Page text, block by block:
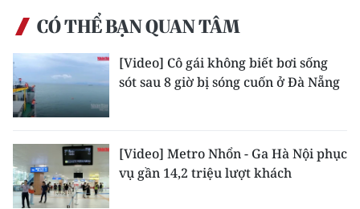
Media Xã hội
Media Pháp luật
Media Du lịch
Media Thể thao
Media Giáo dục
CÓ THỂ BẠN QUAN TÂM
[Video] Cô gái không biết bơi sống
sót sau 8 giờ bị sóng cuốn ở Đà Nẵng
[Video] Metro Nhổn - Ga Hà Nội phục
vụ gần 14,2 triệu lượt khách